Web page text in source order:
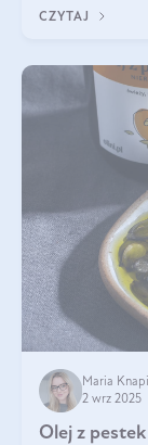
CZYTAJ
Maria
2 wrz 2025
Olej z